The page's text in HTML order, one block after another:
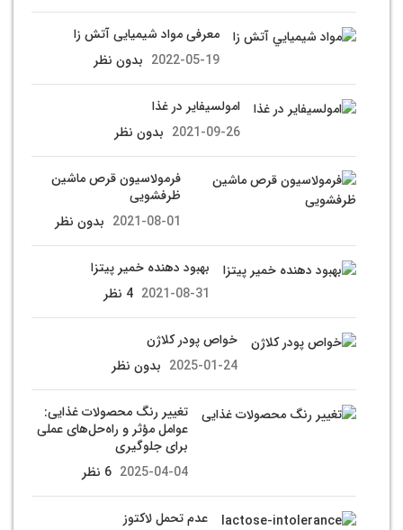
معرفی مواد شیمیایی آتش زا
2022-05-19 بدون نظر
امولسیفایر در غذا
2021-09-26 بدون نظر
فرمولاسیون قرص ماشین
ظرفشویی
2021-08-01 بدون نظر
بهبود دهنده خمیر پیتزا
2021-08-31 4 نظر
خواص پودر کلاژن
2025-01-24 بدون نظر
تغییر رنگ محصولات غذایی:
عوامل مؤثر و راه‌حل‌های عملی
برای جلوگیری
2025-04-04 6 نظر
عدم تحمل لاکتوز